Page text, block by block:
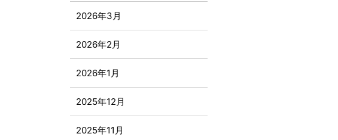
2026年3月
2026年2月
2026年1月
2025年12月
2025年11月